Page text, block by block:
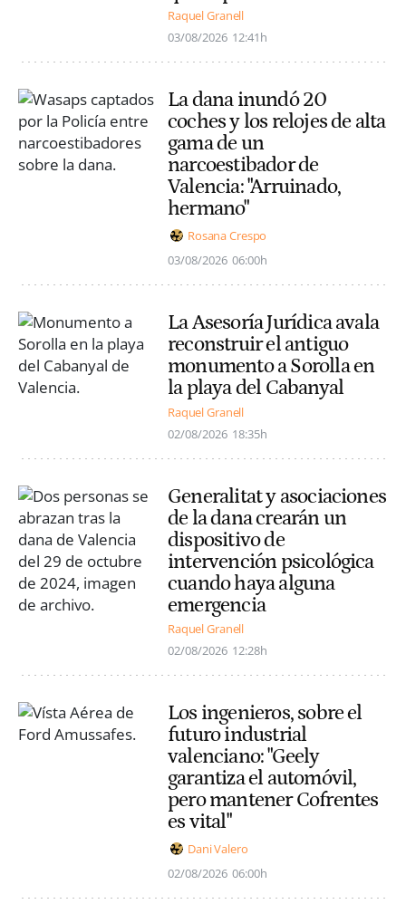
Raquel Granell
03/08/2026 12:41h
La dana inundó 20
coches y los relojes de alta
gama de un
narcoestibador de
Valencia: "Arruinado,
hermano"
Rosana Crespo
03/08/2026 06:00h
La Asesoría Jurídica avala
reconstruir el antiguo
monumento a Sorolla en
la playa del Cabanyal
Raquel Granell
02/08/2026 18:35h
Generalitat y asociaciones
de la dana crearán un
dispositivo de
intervención psicológica
cuando haya alguna
emergencia
Raquel Granell
02/08/2026 12:28h
Los ingenieros, sobre el
futuro industrial
valenciano: "Geely
garantiza el automóvil,
pero mantener Cofrentes
es vital"
Dani Valero
02/08/2026 06:00h